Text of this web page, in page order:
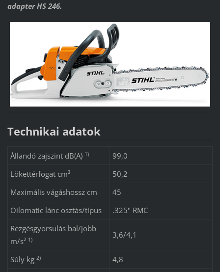
adapter HS 246.
Technikai adatok
Állandó zajszint dB(A) 1)
99,0
Lökettérfogat cm³
50,2
Maximális vágáshossz cm
45
Oilomatic lánc osztás/típus
.325" RMC
Rezgésgyorsulás bal/jobb
m/s² 1) 3,6/4,1
Súly kg 2)
4,8